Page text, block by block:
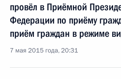
провёл в Приёмной
Федерации по приёму
приём граждан в режиме
7 мая 2015 года, 20:31